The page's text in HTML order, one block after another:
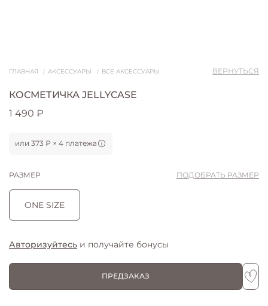
ГЛАВНАЯ АКСЕССУАРЫ ВСЕ АКСЕССУАРЫ ВЕРНУТЬСЯ
КОСМЕТИЧКА JELLYCASE
1 490 ₽
или 373 ₽ × 4 платежа
ПОДОБРАТЬ РАЗМЕР
РАЗМЕР
ONE SIZE
Авторизуйтесь и получайте бонусы
ПРЕДЗАКАЗ